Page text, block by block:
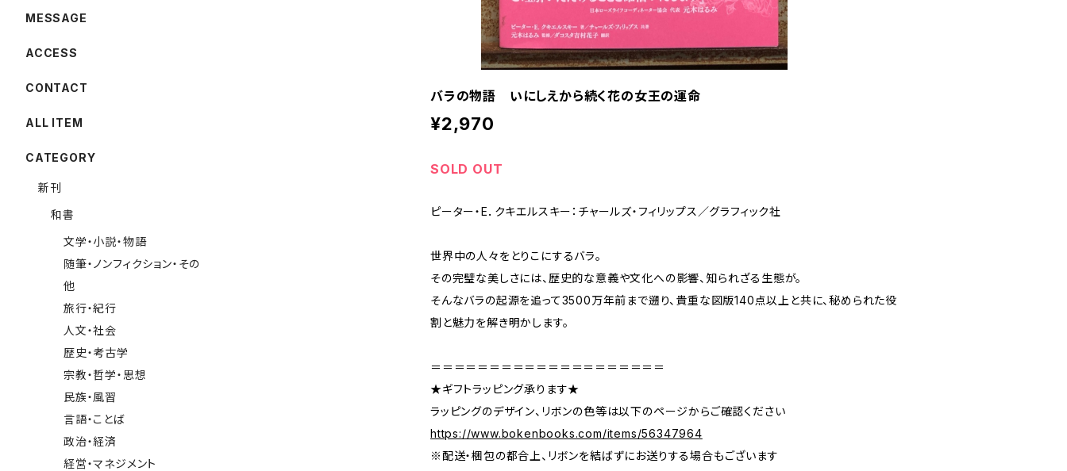
バラの物語 いにしえから続く花の女王の運命
¥2,970
SOLD OUT
ピーター・E．クキエルスキー：チャールズ・フィリップス／グラフィック社
世界中の人々をとりこにするバラ。
その完璧な美しさには、歴史的な意義や文化への影響、知られざる生態が。
そんなバラの起源を追って3500万年前まで遡り、貴重な図版140点以上と共に、秘められた役
割と魅力を解き明かします。
＝＝＝＝＝＝＝＝＝＝＝＝＝＝＝＝＝＝＝＝
★ギフトラッピング承ります★
ラッピングのデザイン、リボンの色等は以下のページからご確認ください
https://www.bokenbooks.com/items/56347964
※配送・梱包の都合上、リボンを結ばずにお送りする場合もございます
MESSAGE
ACCESS
CONTACT
ALL ITEM
CATEGORY
新刊
和書
文学・小説・物語
随筆・ノンフィクション・その
他
旅行・紀行
人文・社会
歴史・考古学
宗教・哲学・思想
民族・風習
言語・ことば
政治・経済
経営・マネジメント